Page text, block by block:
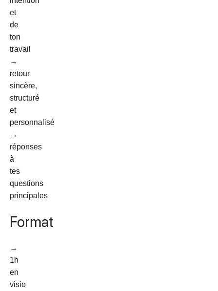
et
de
ton
travail
→
retour
sincère,
structuré
et
personnalisé
→
réponses
à
tes
questions
principales
Format
→
1h
en
visio